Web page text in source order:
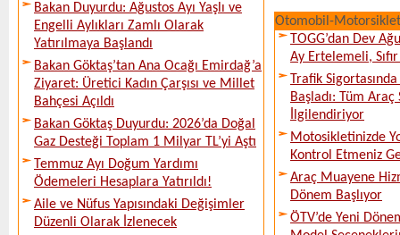
Bakan Duyurdu: Ağustos Ayı Yaşlı ve
Engelli Aylıkları Zamlı Olarak
Yatırılmaya Başlandı
Bakan Göktaş’tan Ana Ocağı Emirdağ’a
Ziyaret: Üretici Kadın Çarşısı ve Millet
Bahçesi Açıldı
Bakan Göktaş Duyurdu: 2026’da Doğal
Gaz Desteği Toplam 1 Milyar TL’yi Aştı
Temmuz Ayı Doğum Yardımı
Ödemeleri Hesaplara Yatırıldı!
Aile ve Nüfus Yapısındaki Değişimler
Düzenli Olarak İzlenecek
Otomobil-Motorsiklet
TOGG’dan Dev
Ay Ertelemeli,
Trafik
Başladı: Tüm
İlgilendiriyor
Motosikletinizde
Kontrol Etmeniz
Araç Muayene
Dönem Başlıyor
ÖTV’de Yeni